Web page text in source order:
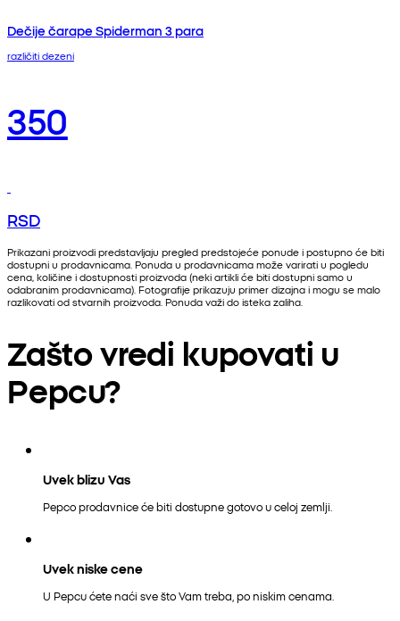
Dečije čarape Spiderman 3 para
različiti dezeni
350
RSD
Prikazani proizvodi predstavljaju pregled predstojeće ponude i postupno će biti
dostupni u prodavnicama. Ponuda u prodavnicama može varirati u pogledu
cena, količine i dostupnosti proizvoda (neki artikli će biti dostupni samo u
odabranim prodavnicama). Fotografije prikazuju primer dizajna i mogu se malo
razlikovati od stvarnih proizvoda. Ponuda važi do isteka zaliha.
Zašto vredi kupovati u
Pepcu?
Uvek blizu Vas
Pepco prodavnice će biti dostupne gotovo u celoj zemlji.
Uvek niske cene
U Pepcu ćete naći sve što Vam treba, po niskim cenama.